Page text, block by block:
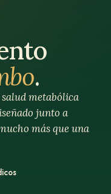
.
metabólica
junto a
más que una